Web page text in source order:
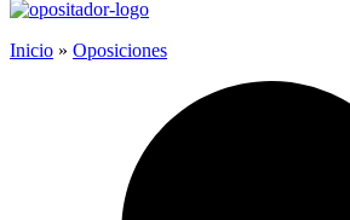
Inicio » Oposiciones